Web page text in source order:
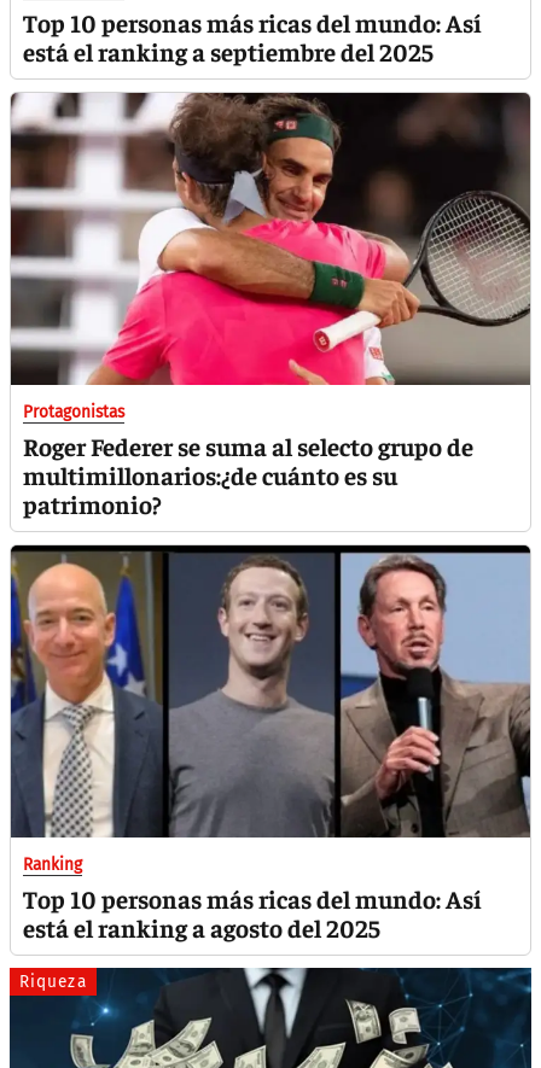
Top 10 personas más ricas del mundo: Así
está el ranking a septiembre del 2025
Protagonistas
Roger Federer se suma al selecto grupo de
multimillonarios:¿de cuánto es su
patrimonio?
Ranking
Top 10 personas más ricas del mundo: Así
está el ranking a agosto del 2025
Riqueza